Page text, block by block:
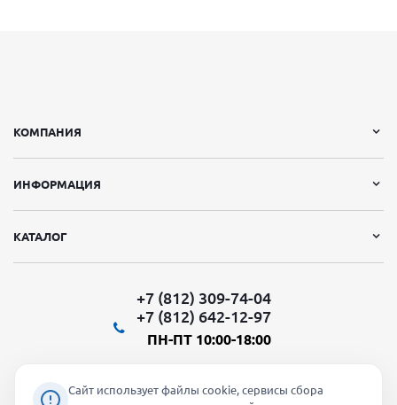
КОМПАНИЯ
ИНФОРМАЦИЯ
КАТАЛОГ
+7 (812) 309-74-04
+7 (812) 642-12-97
ПН-ПТ 10:00-18:00
Сайт использует файлы cookie, сервисы сбора